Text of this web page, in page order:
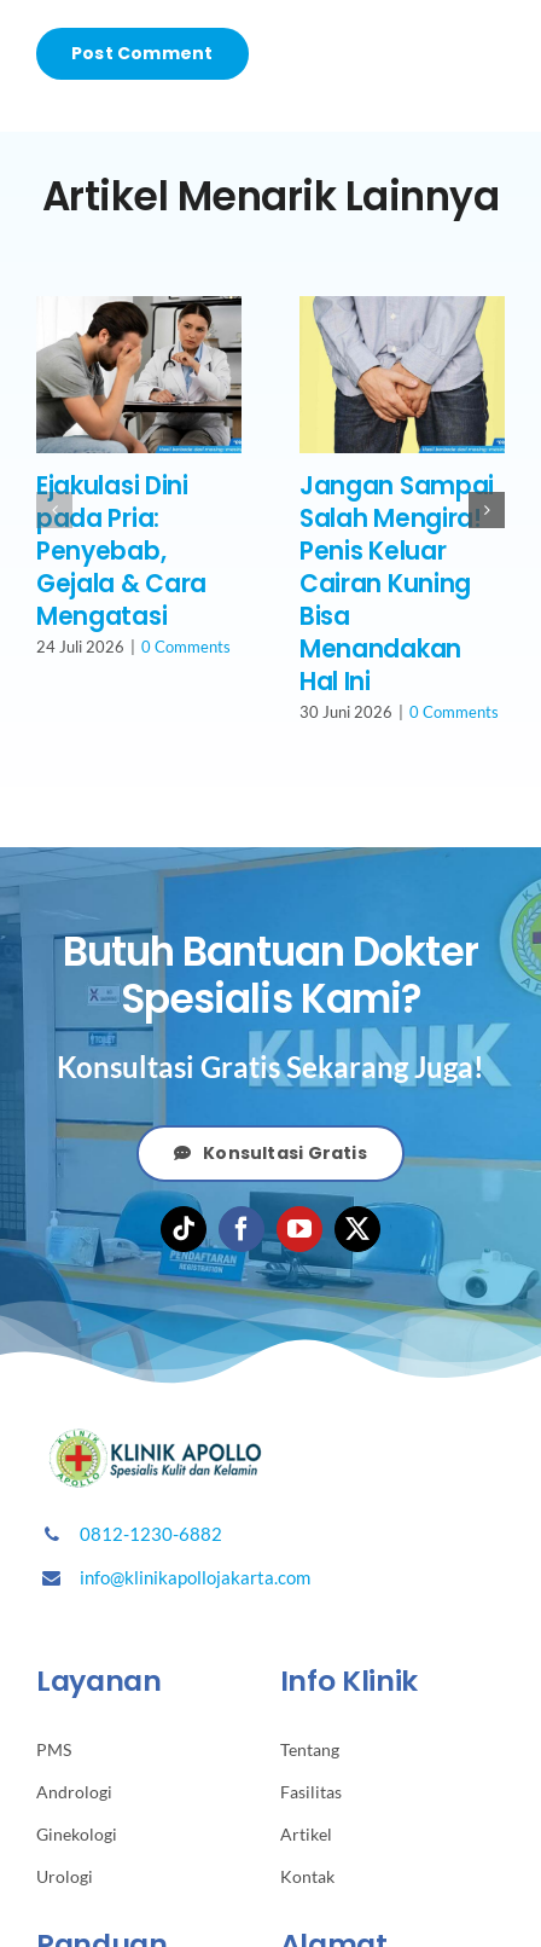
Artikel Menarik Lainnya
Ejakulasi Dini
pada Pria:
Penyebab,
Gejala & Cara
Mengatasi
24 Juli 2026 0 Comments
Jangan Sampai
Salah Mengira!
Penis Keluar
Cairan Kuning
Bisa
Menandakan
Hal Ini
30 Juni 2026 0 Comments
Butuh Bantuan Dokter
Spesialis Kami?
Konsultasi Gratis Sekarang Juga!
Konsultasi Gratis
0812-1230-6882
info@klinikapollojakarta.com
Layanan
PMS
Andrologi
Ginekologi
Urologi
Info Klinik
Tentang
Fasilitas
Artikel
Kontak